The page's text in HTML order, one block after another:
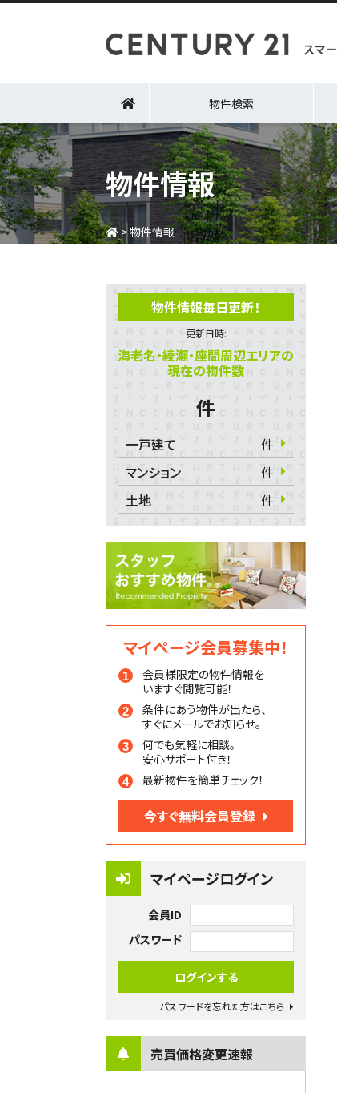
物件検索
物件情報
>物件情報
物件情報毎日更新！
更新日時:
海老名・綾瀬・座間周辺エリアの
現在の物件数
件
一戸建て
件
マンション
件
土地
件
マイページ会員募集中！
会員様限定の物件情報を
いますぐ閲覧可能！
条件にあう物件が出たら、
すぐにメールでお知らせ。
何でも気軽に相談。
安心サポート付き！
最新物件を簡単チェック！
今すぐ無料会員登録
マイページログイン
会員ID
パスワード
パスワードを忘れた方はこちら
売買価格変更速報